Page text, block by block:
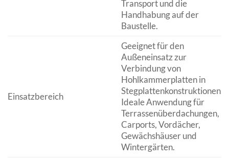
Transport und die
Handhabung auf der
Baustelle.
Einsatzbereich
Geeignet für den
Außeneinsatz zur
Verbindung von
Hohlkammerplatten in
Stegplattenkonstruktionen.
Ideale Anwendung für
Terrassenüberdachungen,
Carports, Vordächer,
Gewächshäuser und
Wintergärten.